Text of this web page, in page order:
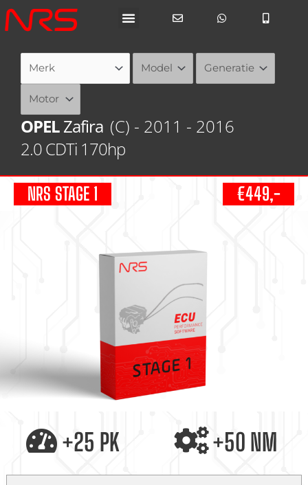
Ga
naar
OPELZafira (C) - 2011 - 2016
2.0 CDTi 170hp
NRS STAGE 1 €449,-
+25 PK +50 NM